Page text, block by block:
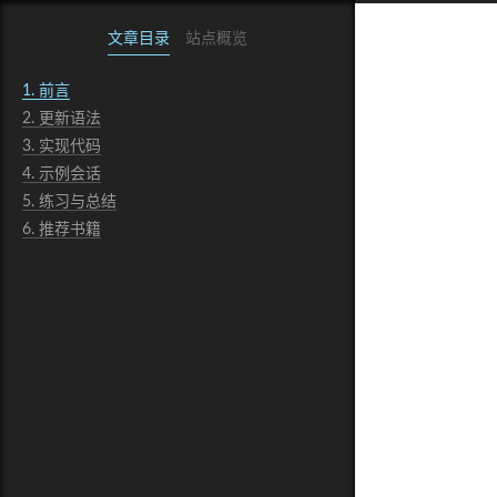
文章目录 站点概览
1. 前言
2. 更新语法
3. 实现代码
4. 示例会话
5. 练习与总结
6. 推荐书籍